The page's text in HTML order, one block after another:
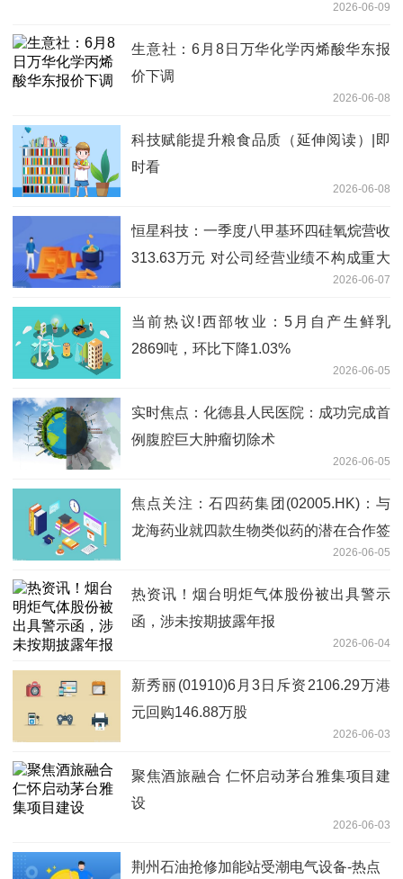
2026-06-09
生意社：6月8日万华化学丙烯酸华东报
价下调
2026-06-08
科技赋能提升粮食品质（延伸阅读）|即
时看
2026-06-08
恒星科技：一季度八甲基环四硅氧烷营收
313.63万元 对公司经营业绩不构成重大
2026-06-07
当前热议!西部牧业：5月自产生鲜乳
2869吨，环比下降1.03%
2026-06-05
实时焦点：化德县人民医院：成功完成首
例腹腔巨大肿瘤切除术
2026-06-05
焦点关注：石四药集团(02005.HK)：与
龙海药业就四款生物类似药的潜在合作签
2026-06-05
热资讯！烟台明炬气体股份被出具警示
函，涉未按期披露年报
2026-06-04
新秀丽(01910)6月3日斥资2106.29万港
元回购146.88万股
2026-06-03
聚焦酒旅融合 仁怀启动茅台雅集项目建
设
2026-06-03
荆州石油抢修加能站受潮电气设备-热点